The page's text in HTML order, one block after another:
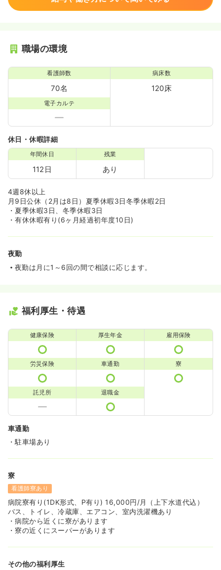
職場の環境
看護師数
70名
病床数
120床
電子カルテ
休日・休暇詳細
年間休日
112日
残業
あり
4週8休以上
月9日公休（2月は8日）夏季休暇3日冬季休暇2日
・夏季休暇3日、冬季休暇3日
・有休休暇有り(6ヶ月経過初年度10日)
夜勤
夜勤は月に1～6回の間で相談に応じます。
福利厚生・待遇
健康保険 厚生年金 雇用保険
労災保険 車通勤 寮
託児所 退職金
車通勤
・駐車場あり
寮
看護師寮あり
病院寮有り(1DK形式、P有り) 16,000円/月（上下水道代込）
バス、トイレ、冷蔵庫、エアコン、室内洗濯機あり
・病院から近くに寮があります
・寮の近くにスーパーがあります
その他の福利厚生